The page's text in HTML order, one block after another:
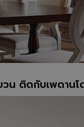
วน ติดกับเพดาน